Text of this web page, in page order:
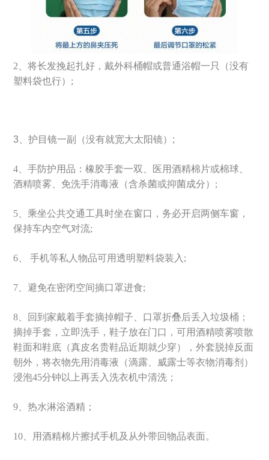
2、将长发挽起扎好，戴外科桶帽或普通浴帽一只（没有
塑料袋也行）;
3、护目镜一副（没有就宽大太阳镜）;
4、手防护用品：橡胶手套一双、医用酒精棉片或棉球、
酒精喷雾、免洗手消毒液（含杀菌或抑菌成分）;
5、乘坐公共交通工具时坐在窗口，务必开启两侧车窗，
保持车内空气对流;
6、 手机等私人物品可用透明塑料袋装入;
7、避免在密闭空间摘口罩进食;
8、回到家戴着手套摘掉帽子、口罩折叠后丢入垃圾桶；
摘掉手套，立即洗手，鞋子放在门口，可用酒精喷雾喷散
鞋面和鞋底（真皮名贵鞋品近期就少穿），外套脱掉反面
朝外，将衣物先用消毒液（滴露、威露士等衣物消毒剂）
浸泡45分钟以上再丢入洗衣机中清洗；
9、热水淋浴酒精；
10、用酒精棉片擦拭手机及从外带回物品表面。